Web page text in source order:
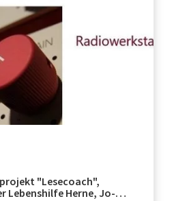
"Lesecoach",
Lebenshilfe Herne, Jo-